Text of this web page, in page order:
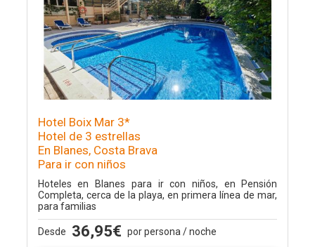
Hotel Boix Mar 3*
Hotel de 3 estrellas
En Blanes, Costa Brava
Para ir con niños
Hoteles en Blanes para ir con niños, en Pensión
Completa, cerca de la playa, en primera línea de mar,
para familias
Desde 36,95€ por persona / noche